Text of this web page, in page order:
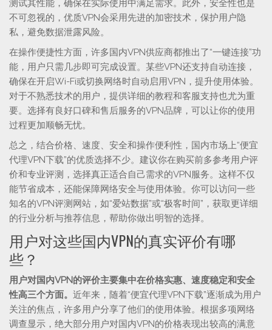
测试其性能，确保在实际使用中满足需求。此外，安全性也是
不可忽视的，优质VPN会采用先进的加密技术，保护用户隐
私，避免数据泄露风险。
在操作便捷性方面，许多国内VPN供应商都推出了“一键连接”功
能，用户只需几步即可完成设置。某些VPN还支持自动连接，
确保在开启Wi-Fi或切换网络时自动启用VPN，提升使用体验。
对于不熟悉技术的用户，提供详细的教程和客服支持也尤为重
要。选择有良好口碑和售后服务的VPN品牌，可以让你的使用
过程更加顺畅无忧。
总之，结合价格、速度、安全和操作便利性，国内市场上“便宜
代理VPN下载”的优质选择不少。建议你在购买前多参考用户评
价和专业评测，选择真正适合自己需求的VPN服务。这样不仅
能节省成本，还能保障网络安全与使用体验。你可以访问一些
知名的VPN评测网站，如“爱站数据”或“极客时间”，获取更详细
的行业分析与推荐信息，帮助你做出明智的选择。
用户对这些国内VPN的真实评价有哪
些？
用户对国内VPN的评价主要集中在价格实惠、速度稳定和安全
性高三个方面。 近年来，随着“便宜代理VPN下载”逐渐成为用户
关注的焦点，许多用户分享了他们的使用体验。根据多项网络
调查显示，绝大部分用户对国内VPN的价格表现出较高的满意